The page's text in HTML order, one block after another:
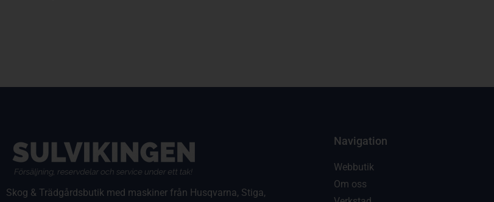
Skog & Trädgårdsbutik med maskiner från Husqvarna, Stiga,
Navigation
Webbutik
Om oss